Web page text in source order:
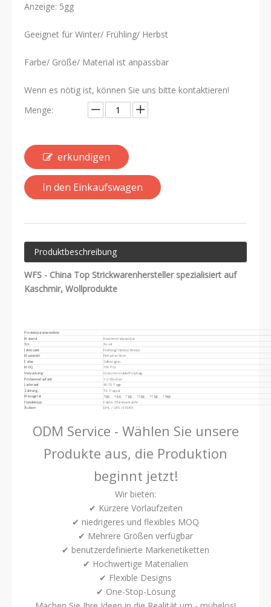
Anzeige: 5gg
Geeignet für Winter/ Frühling/ Herbst
Farbe/ Größe/ Material ist anpassbar
Wenn es nötig ist, können Sie uns bitte kontaktieren!
Menge:
erkundigen
In den Einkaufswagen
Produktbeschreibung
WFS - China Top Strickwarenhersteller spezialisiert auf
Kaschmir, Wollprodukte
Produktparameterliste
Material
Kaschmir/anpassbar
Siz
Xs-xxl
Jahreszeit
Frühling/ Herbst/ Winter
Musterstil
Einfacher Stich
Farbe
Salbei grün
MOQ
100 PCs
Verpackung
Customorizable/Polybag
Probenvorlaufzeit
1-2 Wochen
Lieferzeit
40-70 Tage
Zahlung
T/t. Paypal
Messgerät
3gg 、 5gg 、 7gg 、 12gg 、 16gg 、 18gg
Handelstyp
Fabrik -Direktverkäufe
Äußern
DHL / UPS / FEDEX
ODM Service - Wählen Sie unsere
Produkte aus, die Produktion
beginnt jetzt!
Wir bieten:
✔ Kürzere Vorlaufzeiten
✔ niedrigeres und flexibles MOQ
✔ Mehrere Größen verfügbar
✔ benutzerdefinierte Markenetiketten
✔ Hochwertige Materialien
✔ Flexible Designs
✔ One-Stop-Lösung